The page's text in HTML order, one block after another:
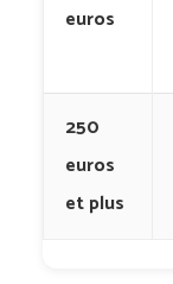
euros
250
euros
et plus